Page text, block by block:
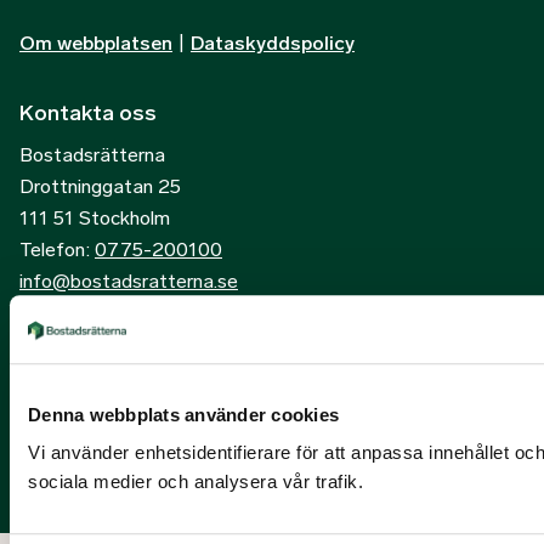
Denna webbplats använder cookies
Vi använder enhetsidentifierare för att anpassa innehållet
sociala medier och analysera vår trafik.
Om webbplatsen Dataskyddspolicy
Kontakta oss
Bostadsrätterna
Drottninggatan 25
111 51 Stockholm
Telefon: 0775-200100
info@bostadsratterna.se
Facebook
LinkedIn